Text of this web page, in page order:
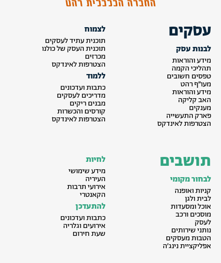
עסקים
לבנות עסק
מידע והוראות
תהליכי הקמה
טפסים חשובים
מעו״ף רהט
מידע והוראות
האב קליקה
מענקים
פארק התעשייה
הצטרפות לאינדקס
לצמוח
תוכנית עתיד לעסקים
תוכנית העסק של כולנו
מכרזים
הצטרפות לאינדקס
ללמוד
כתבות ועדכונים
מדריכים לעסקים
מבנים ריקים
קורסים והכשרות
הצטרפות לאינדקס
תושבים
לבחור מקומי
קניות ואופנה
לבית ולגן
אוכל ומסעדות
מוסכים ורכב
לעסק
נותני שירותים
הטבות מעסקים
אפליקציית נינג׳ה
לחיות
מידע שימושי
העיריה
אירועי תרבות
הקאנטרי
להתעדכן
כתבות ועדכונים
אירועים וגלריה
שעת חירום